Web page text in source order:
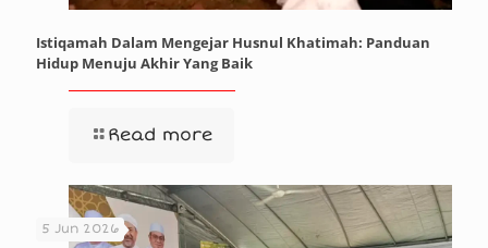
Istiqamah Dalam Mengejar Husnul Khatimah: Panduan
Hidup Menuju Akhir Yang Baik
Read more
5 Jun 2026